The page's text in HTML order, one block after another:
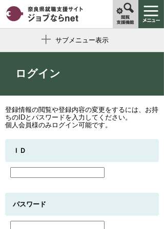
サブメニュー表示
ログイン
登録情報の閲覧や登録内容の変更をするには、お持
ちのIDとパスワードを入力してください。
個人会員様のみログイン可能です。
ＩＤ
パスワード